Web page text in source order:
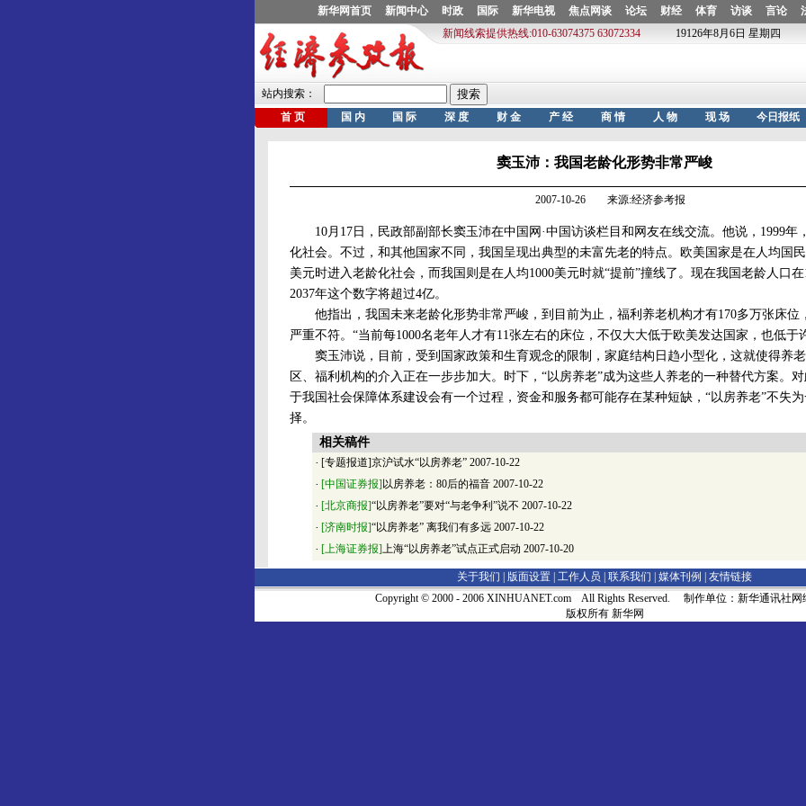
窦玉沛：我国老龄化形势非常严峻
2007-10-26 来源:经济参考报
10月17日，民政部副部长窦玉沛在中国网·中国访谈栏目和网友在线交流。他说，1999年
化社会。不过，和其他国家不同，我国呈现出典型的未富先老的特点。欧美国家是在人均国民
美元时进入老龄化社会，而我国则是在人均1000美元时就“提前”撞线了。现在我国老龄人口在
2037年这个数字将超过4亿。
他指出，我国未来老龄化形势非常严峻，到目前为止，福利养老机构才有170多万张床位
严重不符。“当前每1000名老年人才有11张左右的床位，不仅大大低于欧美发达国家，也低于
窦玉沛说，目前，受到国家政策和生育观念的限制，家庭结构日趋小型化，这就使得养
区、福利机构的介入正在一步步加大。时下，“以房养老”成为这些人养老的一种替代方案。
于我国社会保障体系建设会有一个过程，资金和服务都可能存在某种短缺，“以房养老”不失
择。
相关稿件
· [专题报道]京沪试水“以房养老” 2007-10-22
· [中国证券报] 以房养老：80后的福音 2007-10-22
· [北京商报]“以房养老”要对“与老争利”说不 2007-10-22
· [济南时报]“以房养老” 离我们有多远 2007-10-22
· [上海证券报]上海“以房养老”试点正式启动 2007-10-20
关于我们 | 版面设置 工作人员 联系我们 媒体刊例
友情链接
Copyright © 2000 - 2006 XINHUANET.com All Rights Reserved. 制作单位：新华通讯社网
版权所有 新华网